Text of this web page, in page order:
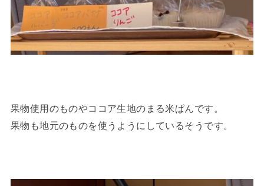
果物使用のものやココア生地のまる米ぱんです。
果物も地元のものを使うようにしているそうです。